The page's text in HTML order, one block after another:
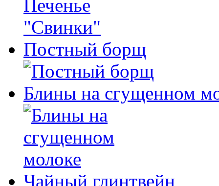
Постный борщ
Блины на сгущенном
Чайный глинтвейн